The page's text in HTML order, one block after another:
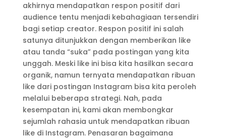
akhirnya mendapatkan respon positif dari
audience tentu menjadi kebahagiaan tersendiri
bagi setiap creator. Respon positif ini salah
satunya ditunjukkan dengan memberikan like
atau tanda “suka” pada postingan yang kita
unggah. Meski like ini bisa kita hasilkan secara
organik, namun ternyata mendapatkan ribuan
like dari postingan Instagram bisa kita peroleh
melalui beberapa strategi. Nah, pada
kesempatan ini, kami akan membongkar
sejumlah rahasia untuk mendapatkan ribuan
like di Instagram. Penasaran bagaimana